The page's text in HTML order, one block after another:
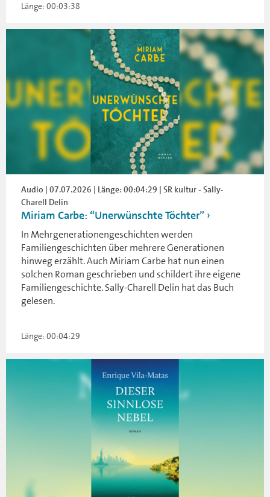
Länge: 00:03:38
Audio | 07.07.2026 | Länge: 00:04:29 | SR kultur - Sally-
Charell Delin
Miriam Carbe: “Unerwünschte Töchter”
In Mehrgenerationengeschichten werden
Familiengeschichten über mehrere Generationen
hinweg erzählt. Auch Miriam Carbe hat nun einen
solchen Roman geschrieben und schildert ihre eigene
Familiengeschichte. Sally-Charell Delin hat das Buch
gelesen.
Länge: 00:04:29